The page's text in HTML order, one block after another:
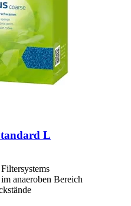
L
anaeroben Bereich